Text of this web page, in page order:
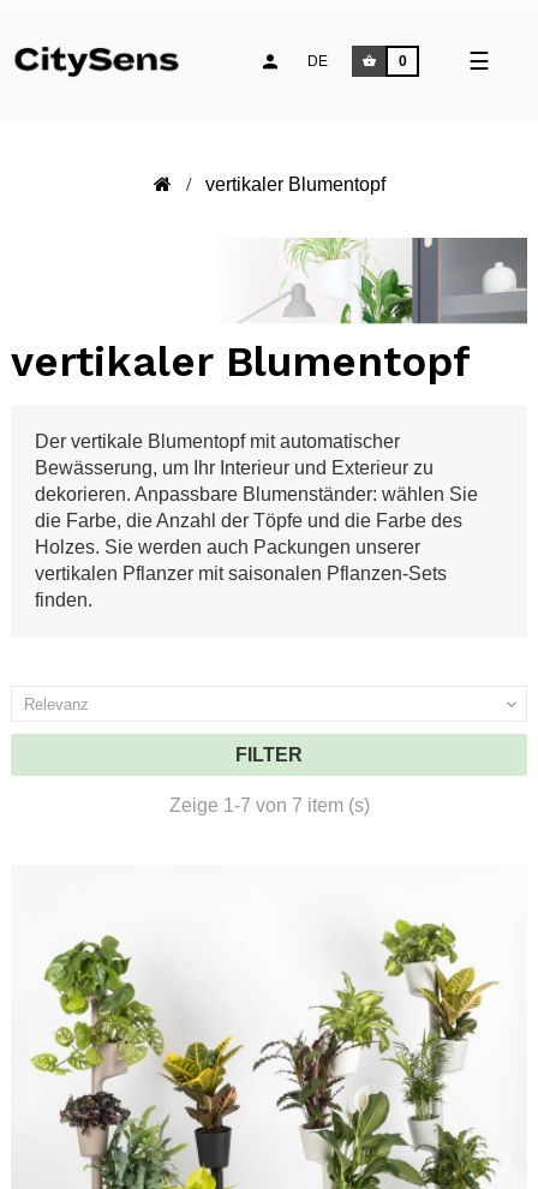
☰
DE 0
vertikaler Blumentopf
vertikaler Blumentopf
Der vertikale Blumentopf mit automatischer
Bewässerung, um Ihr Interieur und Exterieur zu
dekorieren. Anpassbare Blumenständer: wählen Sie
die Farbe, die Anzahl der Töpfe und die Farbe des
Holzes. Sie werden auch Packungen unserer
vertikalen Pflanzer mit saisonalen Pflanzen-Sets
finden.
Relevanz 
FILTER
Zeige 1-7 von 7 item (s)